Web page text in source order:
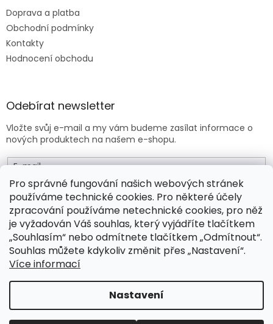
Pro správné fungování našich webových stránek
používáme technické cookies. Pro některé účely
zpracování používáme netechnické cookies, pro něž
je vyžadován Váš souhlas, který vyjádříte tlačítkem
„Souhlasím“ nebo odmítnete tlačítkem „Odmítnout“.
Souhlas můžete kdykoliv změnit přes „Nastavení“.
Více informací
Nastavení
Doprava a platba
Obchodní podmínky
Kontakty
Hodnocení obchodu
Odebírat newsletter
Vložte svůj e-mail a my vám budeme zasílat informace o
nových produktech na našem e-shopu.
E-mail
Vložením e-mailu souhlasíte sobchodními podmínkami .
PŘIHLÁSIT SE